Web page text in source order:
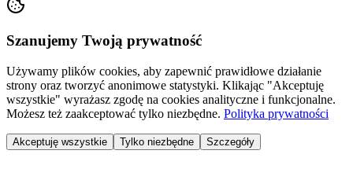
Szanujemy Twoją prywatność
Używamy plików cookies, aby zapewnić prawidłowe działanie
strony oraz tworzyć anonimowe statystyki. Klikając "Akceptuję
wszystkie" wyrażasz zgodę na cookies analityczne i funkcjonalne.
Możesz też zaakceptować tylko niezbędne. Polityka prywatności
Akceptuję wszystkie Tylko niezbędne Szczegóły